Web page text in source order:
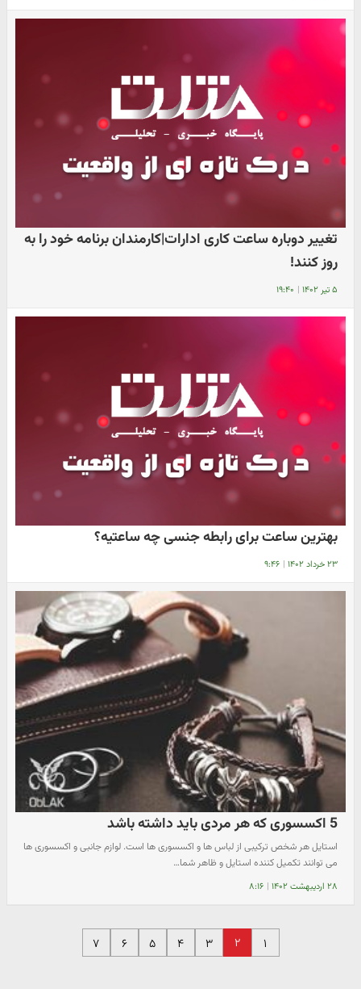
تغییر دوباره ساعت کاری ادارات|کارمندان برنامه خود را به
روز کنند!
۵ تیر ۱۴۰۲ | ۱۹:۴۰
بهترین ساعت برای رابطه جنسی چه ساعتیه؟
۲۳ خرداد ۱۴۰۲ | ۹:۴۶
5 اکسسوری که هر مردی باید داشته باشد
استایل هر شخص ترکیبی از لباس ها و اکسسوری ها است. لوازم جانبی و اکسسوری ها
می توانند تکمیل کننده استایل و ظاهر شما…
۲۸ اردیبهشت ۱۴۰۲ | ۸:۱۶
۱ ۲ ۳ ۴ ۵ ۶ ۷